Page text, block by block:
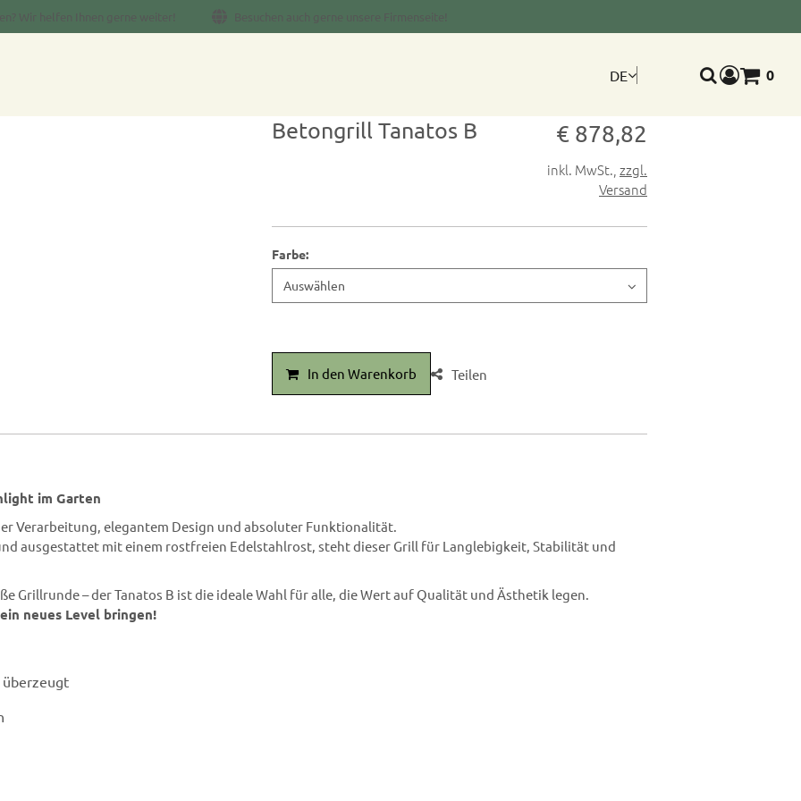
Wir helfen Ihnen gerne weiter! Besuchen auch gerne unsere Firmenseite!
DE 0
Betongrill Tanatos B Verkaufspreis: €
€ 878,82
inkl. MwSt. zzgl.
Versand
Farbe:
In den Warenkorb Teilen
im Garten
Verarbeitung, elegantem Design und absoluter Funktionalität.
ausgestattet mit einem rostfreien Edelstahlrost, steht dieser Grill für Langlebigkeit, Stabilität und
Grillrunde – der Tanatos B ist die ideale Wahl für alle, die Wert auf Qualität und Ästhetik legen.
neues Level bringen!
überzeugt